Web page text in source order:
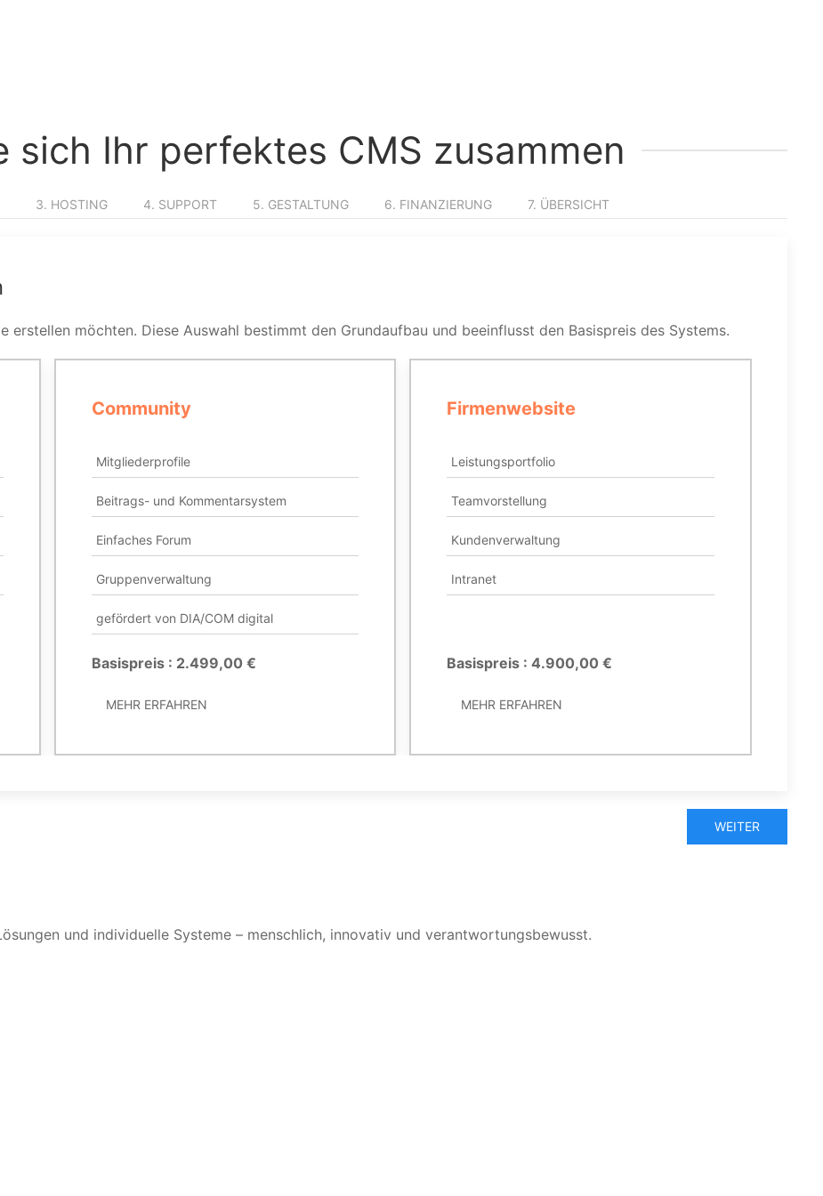
sich Ihr perfektes CMS zusammen
3. HOSTING 4. SUPPORT 5. GESTALTUNG 6. FINANZIERUNG 7. ÜBERSICHT
möchten. Diese Auswahl bestimmt den Grundaufbau und beeinflusst den Basispreis des Systems.
Community
Mitgliederprofile
Beitrags- und Kommentarsystem
Einfaches Forum
Gruppenverwaltung
gefördert von DIA/COM digital
Basispreis : 2.499,00 €
MEHR ERFAHREN
Firmenwebsite
Leistungsportfolio
Teamvorstellung
Kundenverwaltung
Intranet
Basispreis : 4.900,00 €
MEHR ERFAHREN
WEITER
und individuelle Systeme – menschlich, innovativ und verantwortungsbewusst.